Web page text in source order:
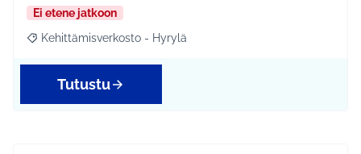
Ei etene jatkoon
Rajaa tulokset aihepiirin mukaan: Kehittämisverkosto - Hyrylä
Kehittämisverkosto - Hyrylä
Tutustu